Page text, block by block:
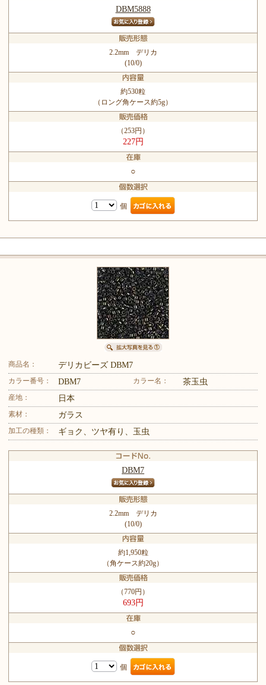
DBM5888
2.2mm デリカ
(10/0)
約530粒
（ロング角ケース約5g）
（253円）
227円
○
個
商品名： デリカビーズ DBM7
カラー番号： DBM7 カラー名： 茶玉虫
産地： 日本
素材： ガラス
加工の種類： ギョク、ツヤ有り、玉虫
DBM7
2.2mm デリカ
(10/0)
約1,950粒
（角ケース約20g）
（770円）
693円
○
個